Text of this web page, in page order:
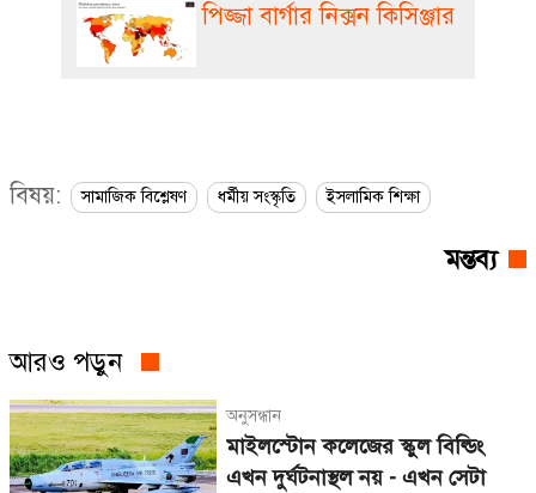
আরও পড়ুন
অনুসন্ধান
মাইলস্টোন কলেজের স্কুল বিল্ডিং
এখন দুর্ঘটনাস্থল নয় - এখন সেটা
পিজ্জা বার্গার নিক্সন কিসিঞ্জার
বিষয়: সামাজিক বিশ্লেষণ ধর্মীয় সংস্কৃতি ইসলামিক শিক্ষা
মন্তব্য